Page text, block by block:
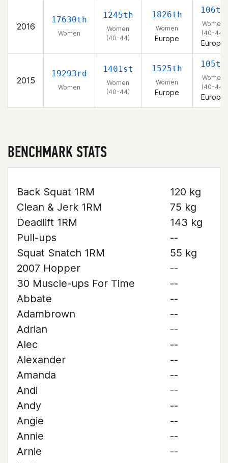
2016
17630th
Women
1245th
Women
(40-44)
1826th
Women
Europe
106th
Women
(40-44)
Europe
2015
19293rd
Women
1401st
Women
(40-44)
1525th
Women
Europe
105th
Women
(40-44)
Europe
BENCHMARK STATS
Back Squat 1RM
120 kg
Clean & Jerk 1RM
75 kg
Deadlift 1RM
143 kg
Pull-ups
--
Squat Snatch 1RM
55 kg
2007 Hopper
--
30 Muscle-ups For Time
--
Abbate
--
Adambrown
--
Adrian
--
Alec
--
Alexander
--
Amanda
--
Andi
--
Andy
--
Angie
--
Annie
--
Arnie
--